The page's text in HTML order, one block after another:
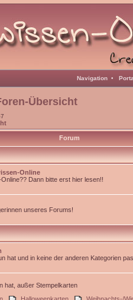
Navigation •
Übersicht
Forum
Online
Dann bitte erst hier lesen!!
unseres Forums!
hat und in keine der anderen Kategorien
hat, außer Stempelkarten